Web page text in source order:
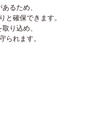
るため、
と確保できます。
り込め、
られます。